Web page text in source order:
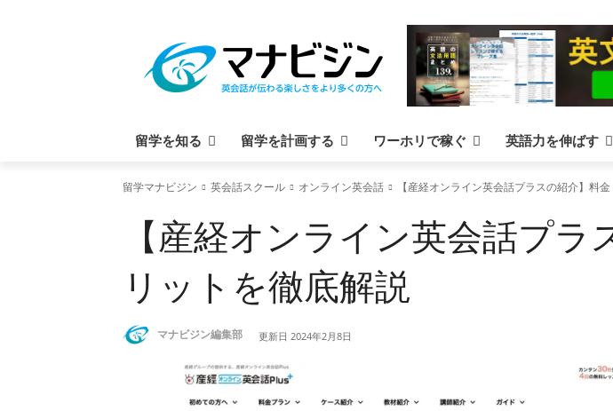
留学を知る 留学を計画する ワーホリで稼ぐ 英語力を伸ばす
留学マナビジン 英会話スクール オンライン英会話 【産経オンライン英会話プラスの紹介】料
【産経オンライン英会話プ
リットを徹底解説
マナビジン編集部 更新日 2024年2月8日